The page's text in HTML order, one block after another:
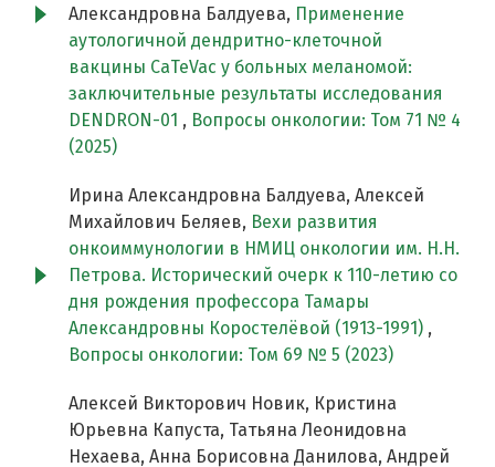
Александровна Балдуева, Применение
аутологичной дендритно-клеточной
вакцины CaTeVac у больных меланомой:
заключительные результаты исследования
DENDRON-01 , Вопросы онкологии: Том 71 № 4
(2025)
Ирина Александровна Балдуева, Алексей
Михайлович Беляев, Вехи развития
онкоиммунологии в НМИЦ онкологии им. Н.Н.
Петрова. Исторический очерк к 110-летию со
дня рождения профессора Тамары
Александровны Коростелёвой (1913-1991) ,
Вопросы онкологии: Том 69 № 5 (2023)
Алексей Викторович Новик, Кристина
Юрьевна Капуста, Татьяна Леонидовна
Нехаева, Анна Борисовна Данилова, Андрей